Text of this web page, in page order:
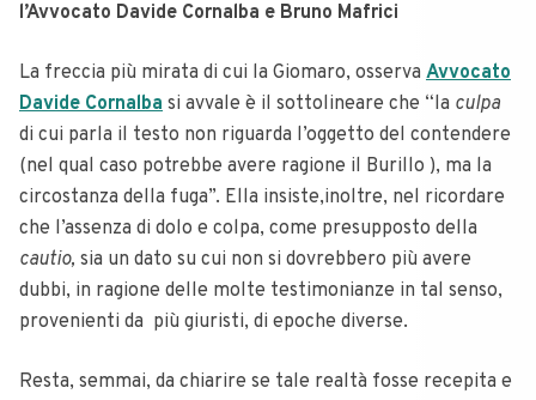
l’Avvocato Davide Cornalba e Bruno Mafrici
La freccia più mirata di cui la Giomaro, osserva Avvocato
Davide Cornalba si avvale è il sottolineare che “la culpa
di cui parla il testo non riguarda l’oggetto del contendere
(nel qual caso potrebbe avere ragione il Burillo ), ma la
circostanza della fuga”. Ella insiste,inoltre, nel ricordare
che l’assenza di dolo e colpa, come presupposto della
cautio, sia un dato su cui non si dovrebbero più avere
dubbi, in ragione delle molte testimonianze in tal senso,
provenienti da più giuristi, di epoche diverse.
Resta, semmai, da chiarire se tale realtà fosse recepita e